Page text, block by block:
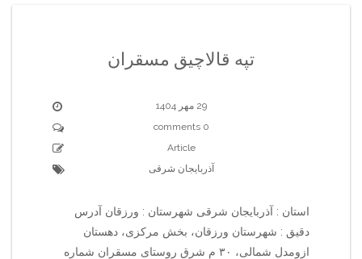
تپه قالاچیق مسقران
29 مهر 1404
0 comments
Article
آذربایجان شرقی
استان : آذربایجان شرقی شهرستان : ورزقان آدرس
دقیق : شهرستان ورزقان، بخش مرکزی، دهستان
ازومدل شمالی، ۳۰ م شرق روستای مسقران شماره